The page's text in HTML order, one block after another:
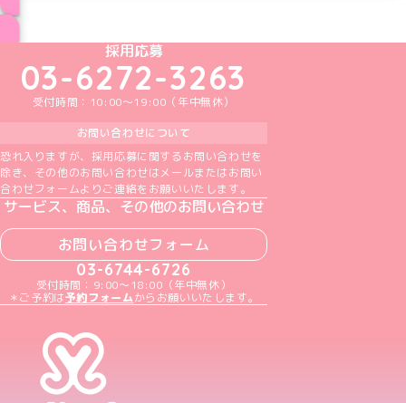
めいどりーみんTikTok公式アカウント
めいどりーみんX公式アカウント
めいどりーみんInstagram公式アカウント
めいどりーみんFacebook公式アカウン
めいどりーみんYouTube公式アカ
採用応募
03-6272-3263
受付時間：10:00～19:00（年中無休）
お問い合わせについて
恐れ入りますが、採用応募に関するお問い合わせを
除き、その他のお問い合わせはメールまたはお問い
合わせフォームよりご連絡をお願いいたします。
サービス、商品、その他のお問い合わせ
お問い合わせフォーム
03-6744-6726
受付時間：9:00～18:00（年中無休）
＊ご予約は予約フォームからお願いいたします。